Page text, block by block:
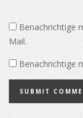
Benachrichtige
Mail.
Benachrichtige